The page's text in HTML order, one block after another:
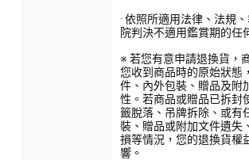
· 依照所適用法律、法規
院判決不適用鑑賞期的任
※ 若您有意申請退換貨，
您收到商品時的原始狀態
件、內外包裝、贈品及附
性。若商品或贈品已拆封
籤脫落、吊牌拆除、或有
裝、贈品或附加文件遺失
損等情況，您的退換貨權
響。